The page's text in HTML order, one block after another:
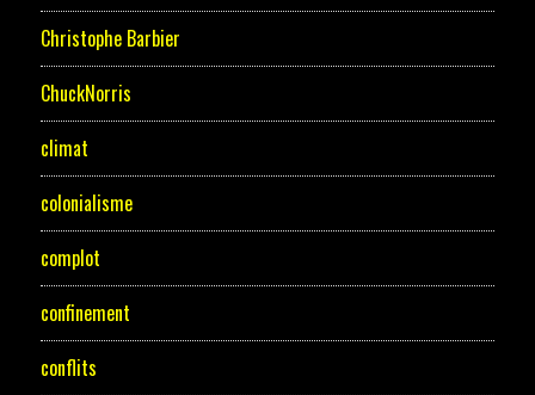
Christophe Barbier
ChuckNorris
climat
colonialisme
complot
confinement
conflits